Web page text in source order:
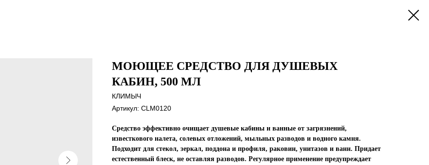
МОЮЩЕЕ СРЕДСТВО ДЛЯ ДУШЕВЫХ
КАБИН, 500 МЛ
КЛИМЫЧ
Артикул: CLM0120
Средство эффективно очищает душевые кабины и ванные от загрязнений,
известкового налета, солевых отложений, мыльных разводов и водного камня.
Подходит для стекол, зеркал, поддона и профиля, раковин, унитазов и ванн. Придает
естественный блеск, не оставляя разводов. Регулярное применение предупреждает